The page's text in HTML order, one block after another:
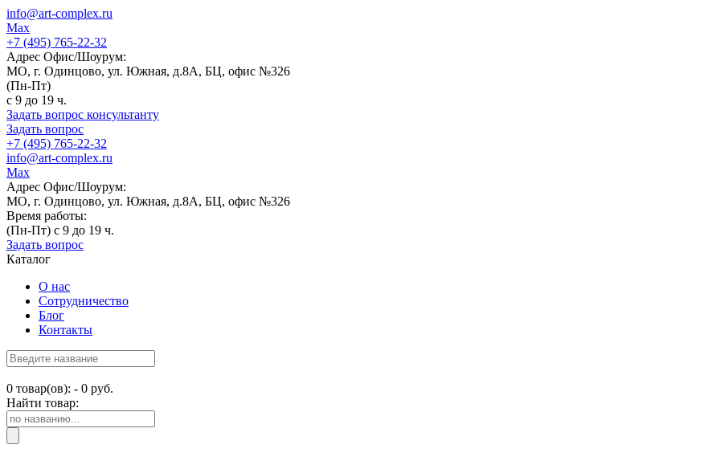
info@art-complex.ru
Max
+7 (495) 765-22-32
Адрес Офис/Шоурум:
МО, г. Одинцово, ул. Южная, д.8А, БЦ, офис №326
(Пн-Пт)
с 9 до 19 ч.
Задать вопрос консультанту
Задать вопрос
+7 (495) 765-22-32
info@art-complex.ru
Max
Адрес Офис/Шоурум:
МО, г. Одинцово, ул. Южная, д.8А, БЦ, офис №326
Время работы:
(Пн-Пт) с 9 до 19 ч.
Задать вопрос
Каталог
О нас
Сотрудничество
Блог
Контакты
0 товар(ов): - 0 руб.
Найти товар: